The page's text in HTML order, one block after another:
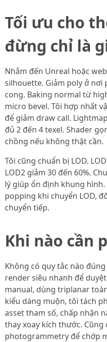
Tối ưu cho
đừng chỉ là
Nhắm đến Unreal hoặc
silhouette. Giảm poly ở
cong. Baking normal từ
micro bevel. Tôi hợp nhất
để giảm draw call.
đủ 2 đến 4 texel. Shader
chồng nếu không thật cần.
Tôi cũng chuẩn bị LOD.
LOD2 giảm 30 đến 60%.
lý giúp ổn định khung
popping khi chuyển LOD,
chuyển tiếp.
Khi nào cần
Không có quy tắc nào
render siêu nhanh để
manual, dùng triplanar
kiểu dáng muộn, tôi tách
asset tham số, chấp nhận
thay xoay kích thước. Cũng
photogrammetry để chớp